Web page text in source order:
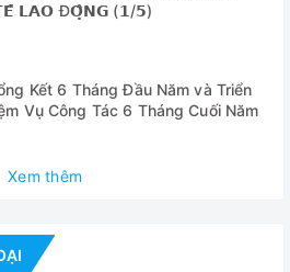
5 ~ 65 độ C
độ C (ở 37 độ C)
C (ở 37 độ C)
𝗟𝗔𝗢 Đ𝗢̣̂𝗡𝗚 (𝟭/𝟱)
Kết 6 Tháng Đầu Năm và Triển
Vụ Công Tác 6 Tháng Cuối Năm
Xem thêm